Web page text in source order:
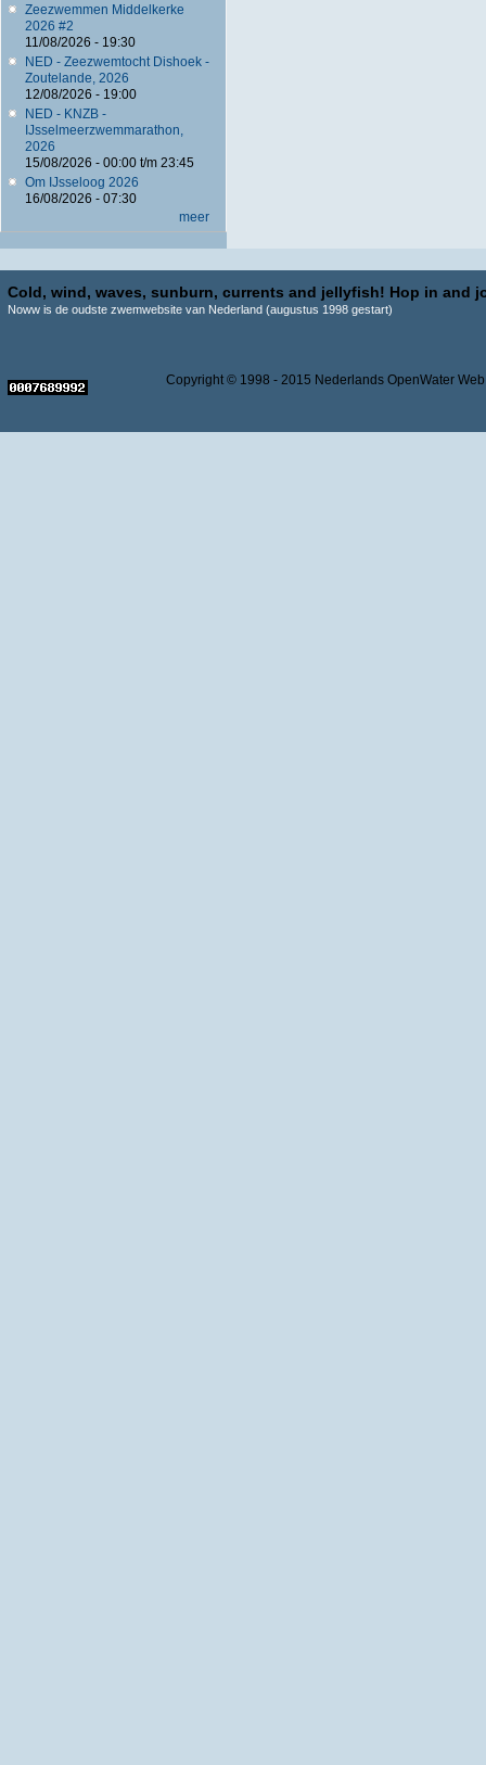
Zeezwemmen Middelkerke
2026 #2
11/08/2026 - 19:30
NED - Zeezwemtocht Dishoek -
Zoutelande, 2026
12/08/2026 - 19:00
NED - KNZB -
IJsselmeerzwemmarathon,
2026
15/08/2026 - 00:00t/m 23:45
Om IJsseloog 2026
16/08/2026 - 07:30
meer
Cold, wind, waves, sunburn, currents and jellyfish! Hop in and
Noww is de oudste zwemwebsite van Nederland (augustus 1998 gestart)
Copyright © 1998 - 2015 Nederlands OpenWater